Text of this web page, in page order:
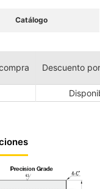
Catálogo
Descuento